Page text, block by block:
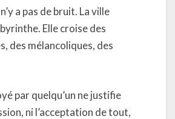
a pas de bruit. La ville
Elle croise des
des mélancoliques, des
par quelqu’un ne justifie
ni l’acceptation de tout,